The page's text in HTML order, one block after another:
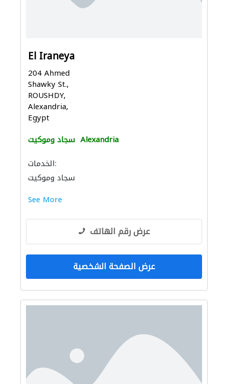
El Iraneya
204 Ahmed
Shawky St.,
ROUSHDY,
Alexandria,
Egypt
سجاد وموكيت Alexandria
الخدمات:
سجاد وموكيت
See More
عرض رقم الهاتف
عرض الصفحة الشخصية